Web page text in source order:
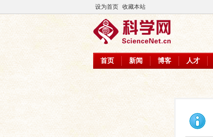
设为首页 收藏本站
首页 新闻 博客 人才